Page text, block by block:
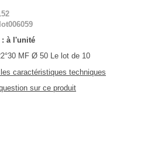
: à l'unité
MF Ø 50 Le lot de 10
caractéristiques techniques
sur ce produit